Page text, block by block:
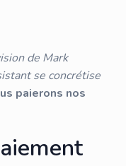
de Mark
se concrétise
paierons nos